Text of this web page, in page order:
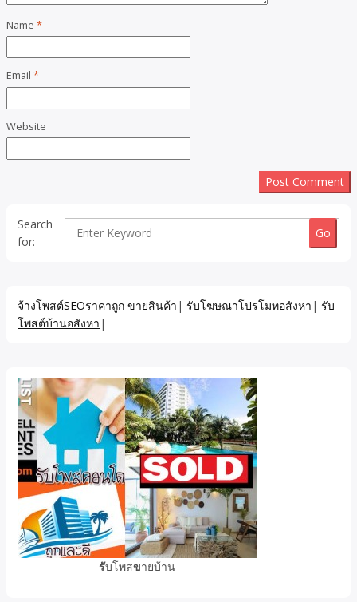
Name *
Email *
Website
Search
for:
จ้างโพสต์SEOราคาถูก ขายสินค้า | รับโฆษณาโปรโมทอสังหา | รับ
โพสต์บ้านอสังหา |
รับโพสขายบ้าน